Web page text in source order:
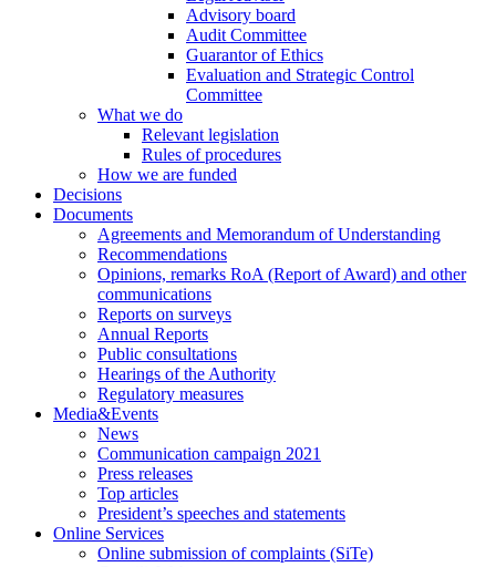
Advisory board
Audit Committee
Guarantor of Ethics
Evaluation and Strategic Control
Committee
What we do
Relevant legislation
Rules of procedures
How we are funded
Decisions
Documents
Agreements and Memorandum of Understanding
Recommendations
Opinions, remarks RoA (Report of Award) and other
communications
Reports on surveys
Annual Reports
Public consultations
Hearings of the Authority
Regulatory measures
Media&Events
News
Communication campaign 2021
Press releases
Top articles
President’s speeches and statements
Online Services
Online submission of complaints (SiTe)